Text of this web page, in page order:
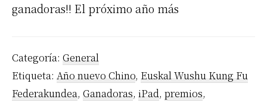
ganadoras!! El próximo año más
Categoría: General
Etiqueta: Año nuevo Chino, Euskal Wushu Kung Fu
Federakundea, Ganadoras, iPad, premios,